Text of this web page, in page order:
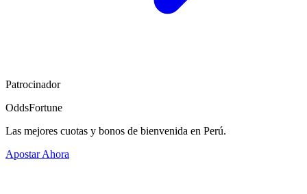
Patrocinador
OddsFortune
Las mejores cuotas y bonos de bienvenida en Perú.
Apostar Ahora